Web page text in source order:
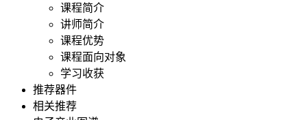
课程简介
讲师简介
课程优势
课程面向对象
学习收获
推荐器件
相关推荐